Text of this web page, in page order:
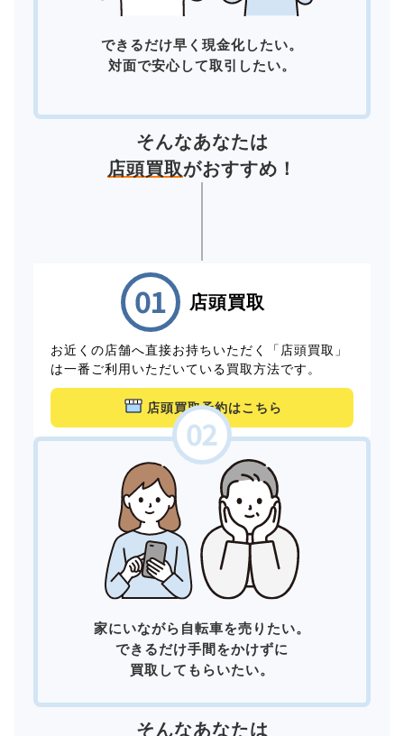
できるだけ早く現金化したい。
対面で安心して取引したい。
そんなあなたは
店頭買取がおすすめ！
店頭買取
お近くの店舗へ直接お持ちいただく「店頭買取」
は一番ご利用いただいている買取方法です。
店頭買取予約はこちら
家にいながら自転車を売りたい。
できるだけ手間をかけずに
買取してもらいたい。
そんなあなたは